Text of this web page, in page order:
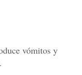
vómitos y